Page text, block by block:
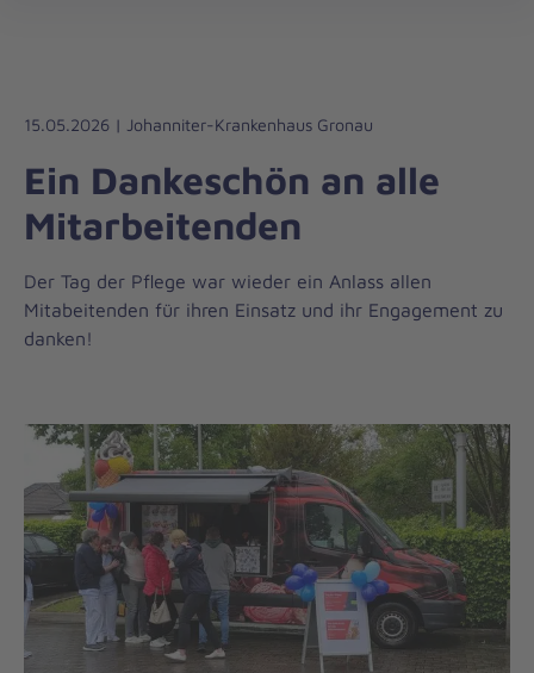
15.05.2026 | Johanniter-Krankenhaus Gronau
Ein Dankeschön an alle
Mitarbeitenden
Der Tag der Pflege war wieder ein Anlass allen
Mitabeitenden für ihren Einsatz und ihr Engagement zu
danken!